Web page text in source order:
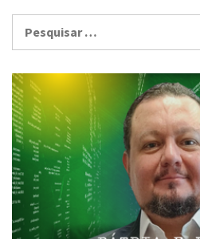
por: